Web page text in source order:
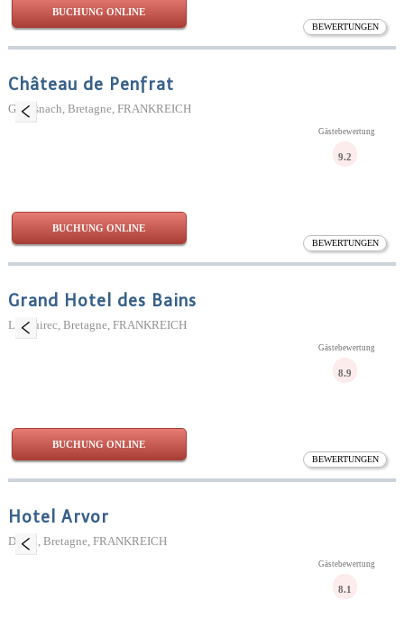
BEWERTUNGEN
BUCHUNG ONLINE
Château de Penfrat
Gouesnach, Bretagne, FRANKREICH
BEWERTUNGEN
Gästebewertung
9.2
BUCHUNG ONLINE
Grand Hotel des Bains
Locquirec, Bretagne, FRANKREICH
BEWERTUNGEN
Gästebewertung
8.9
BUCHUNG ONLINE
Hotel Arvor
Dinan, Bretagne, FRANKREICH
Gästebewertung
8.1